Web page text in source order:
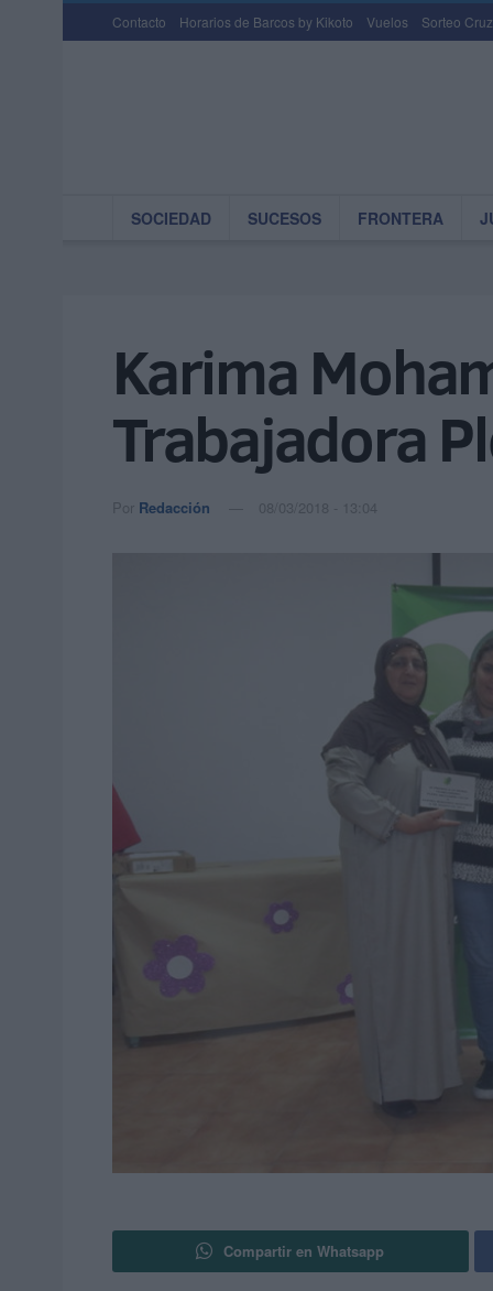
Contacto Horarios de Barcos by Kikoto Vuelos Sorteo
SOCIEDAD SUCESOS FRONTERA
Karima
Trabajadora
Por Redacción 08/03/2018 - 13:04
Compartir en Whatsapp